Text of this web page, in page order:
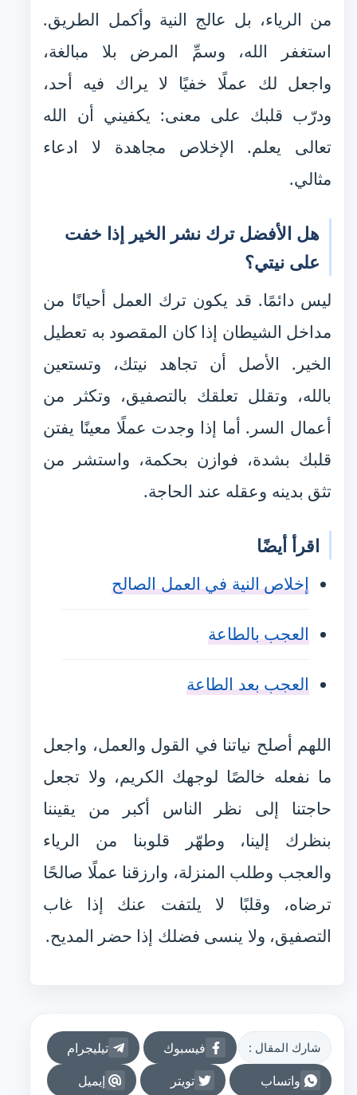
من الرياء، بل عالج النية وأكمل الطريق.
استغفر الله، وسمِّ المرض بلا مبالغة،
واجعل لك عملًا خفيًا لا يراك فيه أحد،
ودرّب قلبك على معنى: يكفيني أن الله
تعالى يعلم. الإخلاص مجاهدة لا ادعاء
مثالي.
هل الأفضل ترك نشر الخير إذا خفت
على نيتي؟
ليس دائمًا. قد يكون ترك العمل أحيانًا من
مداخل الشيطان إذا كان المقصود به تعطيل
الخير. الأصل أن تجاهد نيتك، وتستعين
بالله، وتقلل تعلقك بالتصفيق، وتكثر من
أعمال السر. أما إذا وجدت عملًا معينًا يفتن
قلبك بشدة، فوازن بحكمة، واستشر من
تثق بدينه وعقله عند الحاجة.
اقرأ أيضًا
إخلاص النية في العمل الصالح
العجب بالطاعة
العجب بعد الطاعة
اللهم أصلح نياتنا في القول والعمل، واجعل
ما نفعله خالصًا لوجهك الكريم، ولا تجعل
حاجتنا إلى نظر الناس أكبر من يقيننا
بنظرك إلينا، وطهّر قلوبنا من الرياء
والعجب وطلب المنزلة، وارزقنا عملًا صالحًا
ترضاه، وقلبًا لا يلتفت عنك إذا غاب
التصفيق، ولا ينسى فضلك إذا حضر المديح.
شارك المقال : فيسبوك
تيليجرام
واتساب
تويتر إيميل